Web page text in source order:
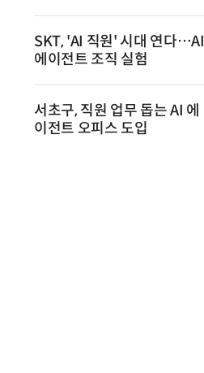
SKT, 'AI 직원' 시대 연다…AI
에이전트 조직 실험
서초구, 직원 업무 돕는 AI 에
이전트 오피스 도입